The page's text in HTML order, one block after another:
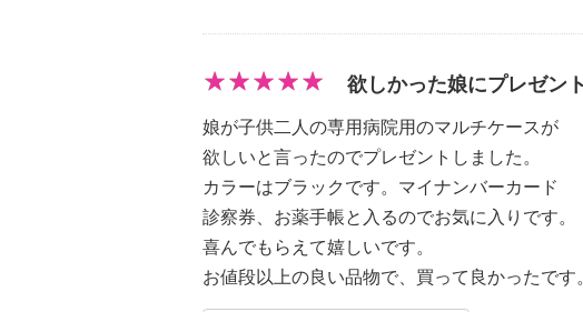
欲しかった娘にプレゼント
娘が子供二人の専用病院用のマルチケースが
欲しいと言ったのでプレゼントしました。
カラーはブラックです。マイナンバーカード
診察券、お薬手帳と入るのでお気に入りです。
喜んでもらえて嬉しいです。
お値段以上の良い品物で、買って良かったです